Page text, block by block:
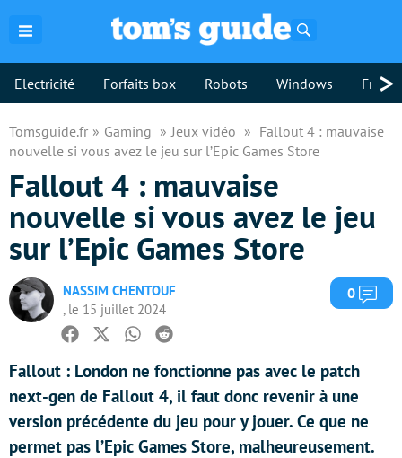
Electricité Forfaits box Robots Windows >
Tomsguide.fr Gaming Jeux vidéo
Fallout 4 : mauvaise
nouvelle si vous avez le jeu sur l’Epic Games Store
Fallout 4 : mauvaise
nouvelle si vous avez le jeu
sur l’Epic Games Store
NASSIM CHENTOUF
, le 15 juillet 2024
0
Facebook
TwitterWhatsapp
Reddit
Fallout : London ne fonctionne pas avec le patch
next-gen de Fallout 4, il faut donc revenir à une
version précédente du jeu pour y jouer. Ce que ne
permet pas l’Epic Games Store, malheureusement.